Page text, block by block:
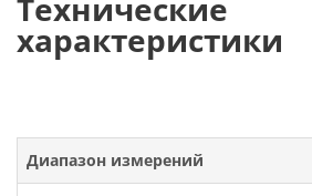
Технические
характеристики
Диапазон измерений